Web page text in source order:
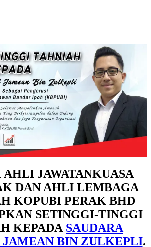
AHLI JAWATANKUASA
DAN AHLI LEMBAGA
KOPUBI PERAK BHD
SETINGGI-TINGGI
KEPADA SAUDARA
BIN ZULKEPLI.